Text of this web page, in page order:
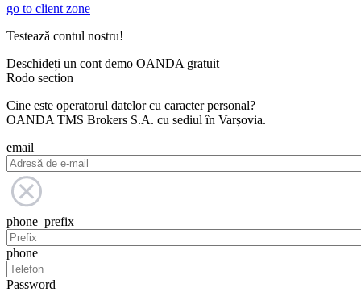
go to client zone
Testează contul nostru!
Deschideți un cont demo OANDA gratuit
Rodo section
Cine este operatorul datelor cu caracter personal?
OANDA TMS Brokers S.A. cu sediul în Varșovia.
email
phone_prefix
phone
Password